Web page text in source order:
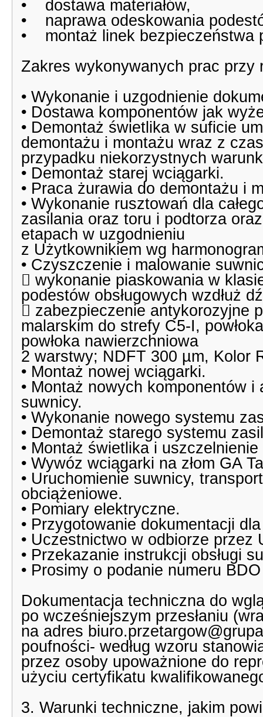
• dostawa materiałów,
• naprawa odeskowania
• montaż linek bezpieczeństwa
Zakres wykonywanych prac przy
• Wykonanie i uzgodnienie
• Dostawa komponentów jak
• Demontaż świetlika w suficie
demontażu i montażu wraz z
przypadku niekorzystnych
• Demontaż starej wciągarki.
• Praca żurawia do demontażu i
• Wykonanie rusztowań dla
zasilania oraz toru i podtorza
etapach w uzgodnieniu
z Użytkownikiem wg
• Czyszczenie i malowanie
 wykonanie piaskowania w
podestów obsługowych wzdłuż
 zabezpieczenie antykorozyjne
malarskim do strefy C5-I,
powłoka nawierzchniowa
2 warstwy; NDFT 300 µm, Kolor
• Montaż nowej wciągarki.
• Montaż nowych komponentów
suwnicy.
• Wykonanie nowego systemu
• Demontaż starego systemu
• Montaż świetlika i
• Wywóz wciągarki na złom GA
• Uruchomienie suwnicy,
obciążeniowe.
• Pomiary elektryczne.
• Przygotowanie dokumentacji
• Uczestnictwo w odbiorze przez
• Przekazanie instrukcji obsługi
• Prosimy o podanie numeru BDO
Dokumentacja techniczna do
po wcześniejszym przesłaniu
na adres
poufności- według wzoru
przez osoby upoważnione do
użyciu certyfikatu
3. Warunki techniczne, jakim